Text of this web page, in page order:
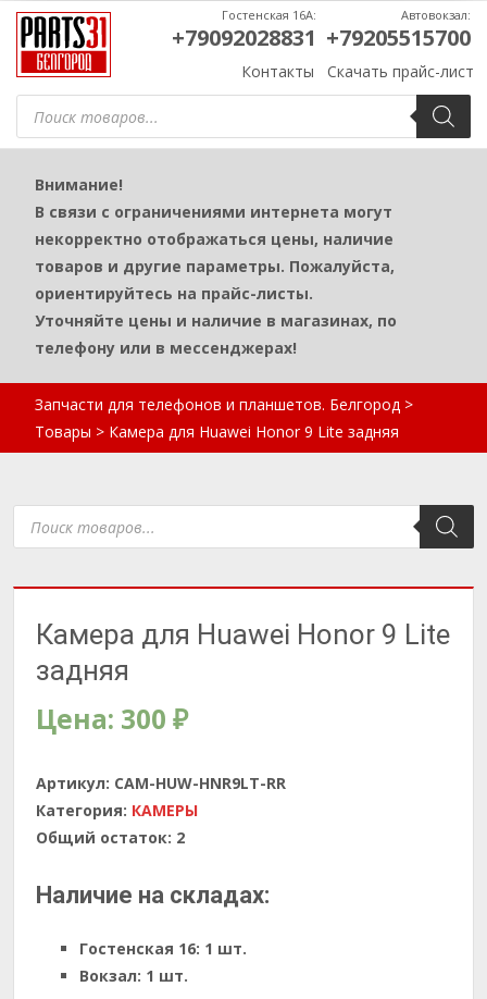
Поиск
товаров
Контакты Скачать прайс-лист
Гостенская 16А:
+79092028831
Автовокзал:
+79205515700
Внимание!
В связи с ограничениями интернета могут
некорректно отображаться цены, наличие
товаров и другие параметры. Пожалуйста,
ориентируйтесь на прайс-листы.
Уточняйте цены и наличие в магазинах, по
телефону или в мессенджерах!
Запчасти для телефонов и планшетов. Белгород >
Товары > Камера для Huawei Honor 9 Lite задняя
Поиск
товаров
Камера для Huawei Honor 9 Lite
задняя
Цена: 300 ₽
Артикул: CAM-HUW-HNR9LT-RR
Категория: КАМЕРЫ
Общий остаток: 2
Наличие на складах:
Гостенская 16: 1 шт.
Вокзал: 1 шт.